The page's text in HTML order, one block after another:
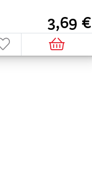
3,69 €